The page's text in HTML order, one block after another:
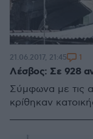
Λέσβος: Σε 928
Σύμφωνα με τις
κρίθηκαν
21.06.2017, 21:45 1